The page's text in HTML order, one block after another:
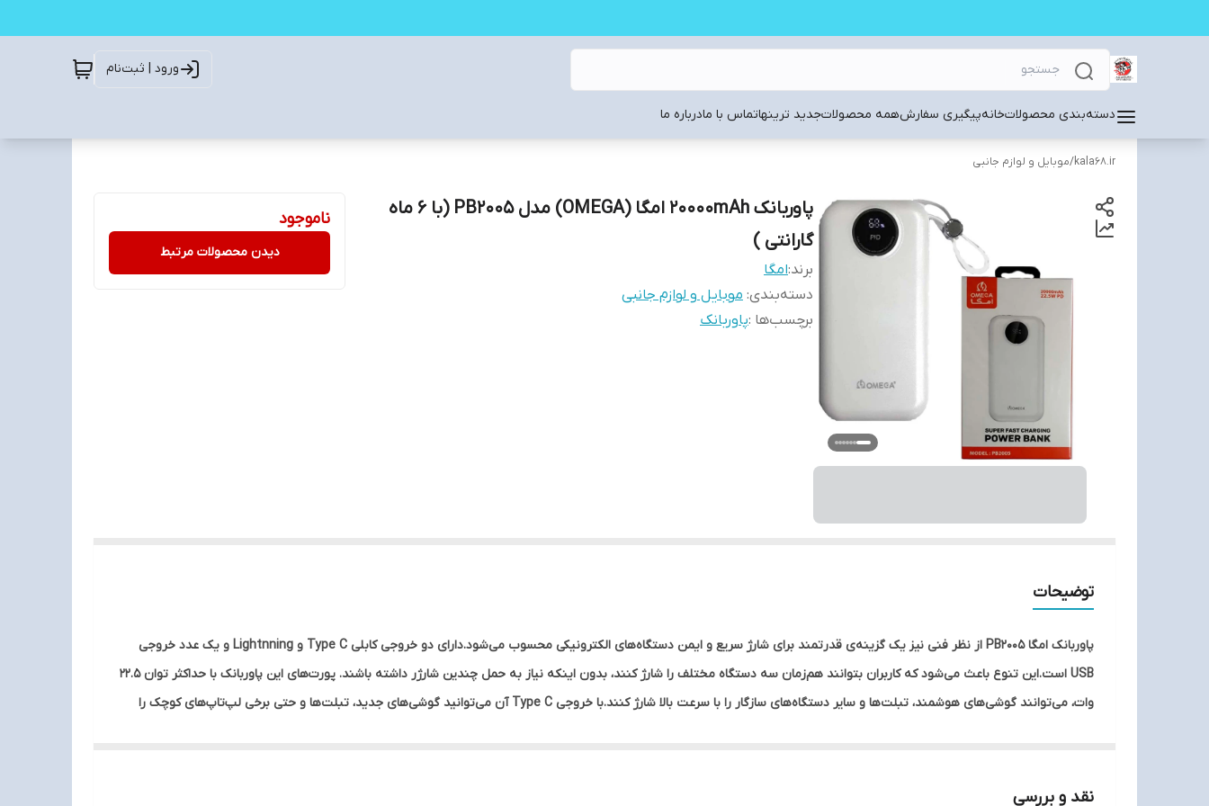
ورود | ثبت‌نام
دسته‌بندی محصولاتخانهپیگیری سفارشهمه محصولاتجدید ترینهاتماس با مادرباره ما
kala68.ir
/موبایل و لوازم جانبی
پاوربانک 20000mAh امگا (OMEGA) مدل PB2005 (با 6 ماه
گارانتی )
برند:امگا
دسته‌بندی: موبایل و لوازم جانبی
برچسب‌ها :پاوربانک
ناموجود
دیدن محصولات مرتبط
توضیحات
پاوربانک امگا PB2005 از نظر فنی نیز یک گزینه‌ی قدرتمند برای شارژ سریع و ایمن دستگاه‌های الکترونیکی محسوب می‌شود.دارای دو خروجی کابلی Type C و Lightnning و یک عدد خروجی
USB است.این تنوع باعث می‌شود که کاربران بتوانند هم‌زمان سه دستگاه مختلف را شارژ کنند، بدون اینکه نیاز به حمل چندین شارژر داشته باشند. پورت‌های این پاوربانک با حداکثر توان 22.5
وات، می‌توانند گوشی‌های هوشمند، تبلت‌ها و سایر دستگاه‌های سازگار را با سرعت بالا شارژ کنند.با خروجی Type C آن می‌توانید گوشی‌های جدید، تبلت‌ها و حتی برخی لپ‌تاپ‌های کوچک را
نقد و بررسی